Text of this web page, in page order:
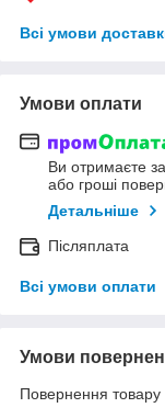
Всі умови
Умови оплати
Ви отримаєте
або гроші
Детальніше
Післяплата
Всі умови оплати
Умови
Повернення товару